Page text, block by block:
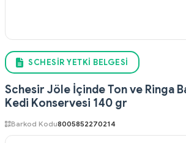
SCHESIR YETKI BELGESI
Schesir Jöle İçinde Ton ve Ringa
Kedi Konservesi 140 gr
Barkod Kodu8005852270214